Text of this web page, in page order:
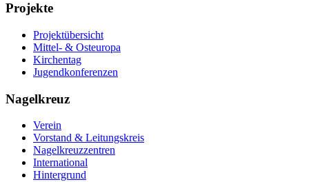
Projekte
Projektübersicht
Mittel- & Osteuropa
Kirchentag
Jugendkonferenzen
Nagelkreuz
Verein
Vorstand & Leitungskreis
Nagelkreuzzentren
International
Hintergrund